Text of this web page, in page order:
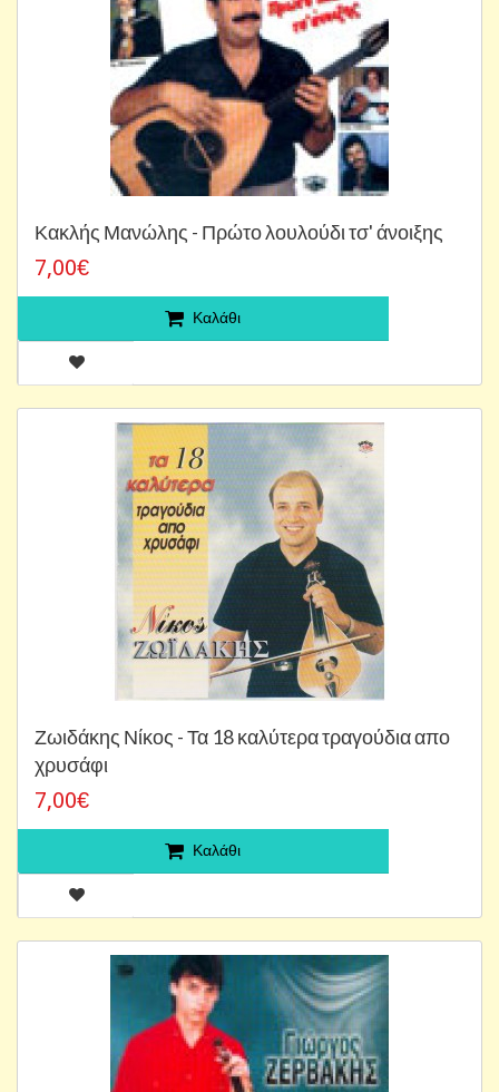
Κακλής Μανώλης - Πρώτο λουλούδι τσ' άνοιξης
7,00€
Καλάθι
Ζωιδάκης Νίκος - Τα 18 καλύτερα τραγούδια απο
χρυσάφι
7,00€
Καλάθι